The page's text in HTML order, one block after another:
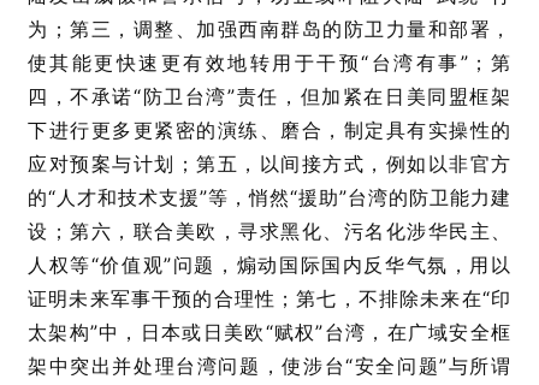
为；第三，调整、加强西南群岛的防卫力量和部署，
使其能更快速更有效地转用于干预“台湾有事”；第
四，不承诺“防卫台湾”责任，但加紧在日美同盟框架
下进行更多更紧密的演练、磨合，制定具有实操性的
应对预案与计划；第五，以间接方式，例如以非官方
的“人才和技术支援”等，悄然“援助”台湾的防卫能力建
设；第六，联合美欧，寻求黑化、污名化涉华民主、
人权等“价值观”问题，煽动国际国内反华气氛，用以
证明未来军事干预的合理性；第七，不排除未来在“印
太架构”中，日本或日美欧“赋权”台湾，在广域安全框
架中突出并处理台湾问题，使涉台“安全问题”与所谓